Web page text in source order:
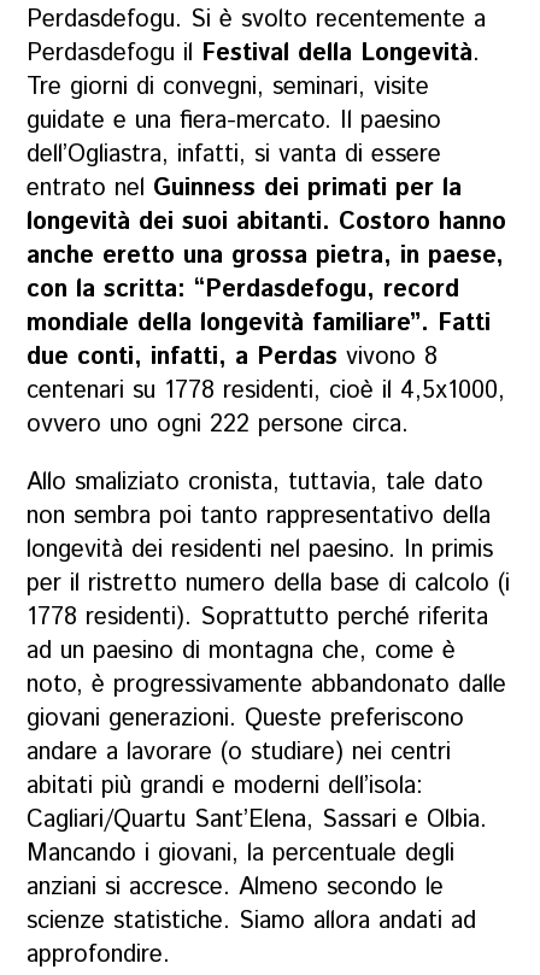
Perdasdefogu. Si è svolto recentemente a
Perdasdefogu il Festival della Longevità.
Tre giorni di convegni, seminari, visite
guidate e una fiera-mercato. Il paesino
dell’Ogliastra, infatti, si vanta di essere
entrato nel Guinness dei primati per la
longevità dei suoi abitanti. Costoro hanno
anche eretto una grossa pietra, in paese,
con la scritta: “Perdasdefogu, record
mondiale della longevità familiare”. Fatti
due conti, infatti, a Perdas vivono 8
centenari su 1778 residenti, cioè il 4,5x1000,
ovvero uno ogni 222 persone circa.
Allo smaliziato cronista, tuttavia, tale dato
non sembra poi tanto rappresentativo della
longevità dei residenti nel paesino. In primis
per il ristretto numero della base di calcolo (i
1778 residenti). Soprattutto perché riferita
ad un paesino di montagna che, come è
noto, è progressivamente abbandonato dalle
giovani generazioni. Queste preferiscono
andare a lavorare (o studiare) nei centri
abitati più grandi e moderni dell’isola:
Cagliari/Quartu Sant’Elena, Sassari e Olbia.
Mancando i giovani, la percentuale degli
anziani si accresce. Almeno secondo le
scienze statistiche. Siamo allora andati ad
approfondire.